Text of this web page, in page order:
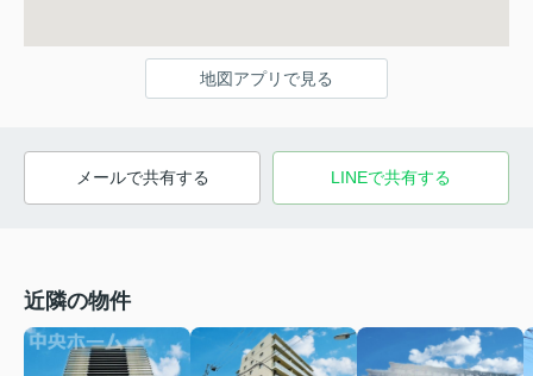
地図アプリで見る
メールで共有する LINEで共有する
近隣の物件